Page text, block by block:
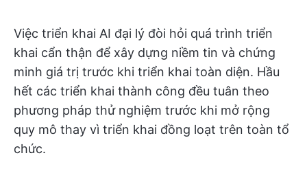
Việc triển khai AI đại lý đòi hỏi quá trình triển
khai cẩn thận để xây dựng niềm tin và chứng
minh giá trị trước khi triển khai toàn diện. Hầu
hết các triển khai thành công đều tuân theo
phương pháp thử nghiệm trước khi mở rộng
quy mô thay vì triển khai đồng loạt trên toàn tổ
chức.